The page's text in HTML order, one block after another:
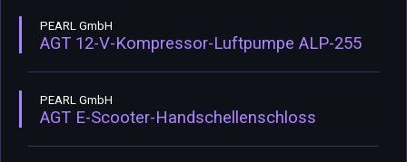
PEARL GmbH
AGT 12-V-Kompressor-Luftpumpe ALP-255
PEARL GmbH
AGT E-Scooter-Handschellenschloss